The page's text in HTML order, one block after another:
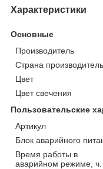
Характеристики
Основные
Производитель
Страна производитель
Цвет
Цвет свечения
Пользовательские
Артикул
Блок аварийного
Время работы в
аварийном режиме, ч.